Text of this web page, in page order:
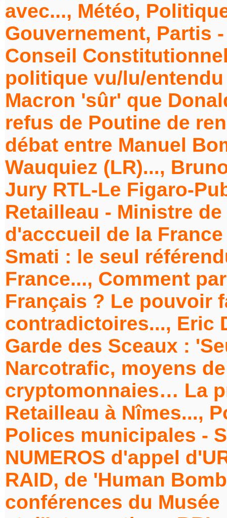
avec..., Météo,
Gouvernement, Partis
Conseil
politique vu/lu/
Macron 'sûr' que
refus de Poutine de
débat entre Manuel
Wauquiez (LR)...,
Jury RTL-Le Figaro-
Retailleau - Ministre
d'acccueil de la
Smati : le seul
France..., Comment
Français ? Le pouvoir
contradictoires..., Eric
Garde des Sceaux :
Narcotrafic, moyens
cryptomonnaies… La
Retailleau à Nîmes...,
Polices municipales -
NUMEROS d'appel
RAID, de 'Human
conférences du